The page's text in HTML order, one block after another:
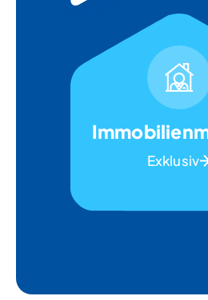
Exklusiv